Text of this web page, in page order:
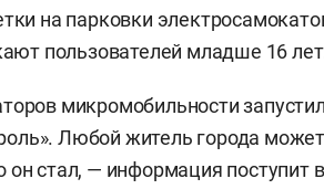
на парковки
пользователей младше 16
микромобильности
Любой житель города
стал, — информация поступит